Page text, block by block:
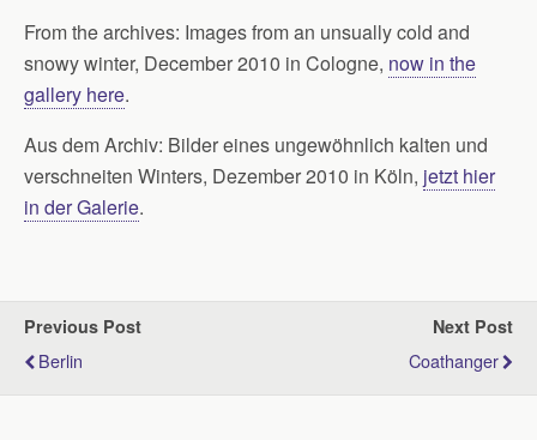
From the archives: Images from an unsually cold and
snowy winter, December 2010 in Cologne, now in the
gallery here.
Aus dem Archiv: Bilder eines ungewöhnlich kalten und
verschneiten Winters, Dezember 2010 in Köln, jetzt hier
in der Galerie.
Previous Post
Berlin
Next Post
Coathanger